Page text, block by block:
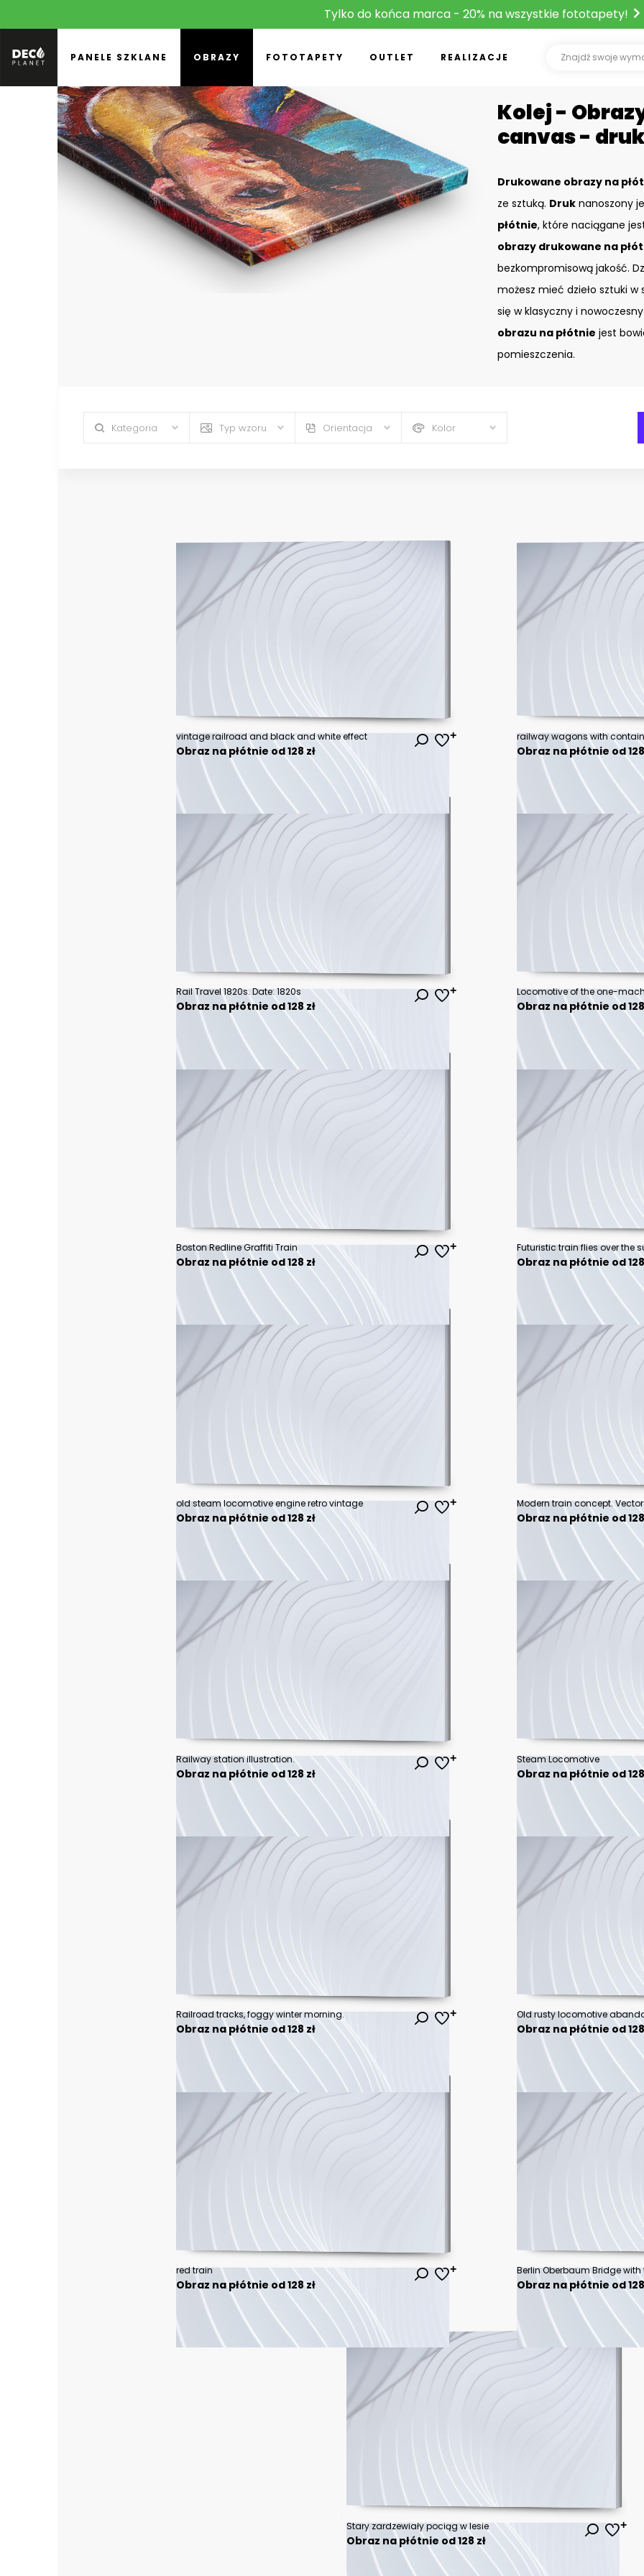
Tylko do końca marca - 20% na wszystkie fototapety!
PANELE SZKLANE OBRAZY FOTOTAPETY OUTLET REALIZACJE
Kolej -
canvas -
Drukowane obrazy na
ze sztuką. Druk nanoszony
płótnie, które naciągane
obrazy drukowane na
bezkompromisową jakość.
możesz mieć dzieło sztuki
się w klasyczny i
obrazu na płótnie jest
pomieszczenia.
Kategoria Typ wzoru Orientacja Kolor
vintage railroad and black and white effect
Obraz na płótnie od 128 zł Obraz na płótnie od 128
Rail Travel 1820s. Date: 1820s
Obraz na płótnie od 128 zł Obraz na płótnie od 128
Boston Redline Graffiti Train
Obraz na płótnie od 128 zł Obraz na płótnie od 128
old steam locomotive engine retro vintage
Obraz na płótnie od 128 zł
Modern train concept. Vector
Obraz na płótnie od 128
Railway station illustration.
Obraz na płótnie od 128 zł
Steam Locomotive
Obraz na płótnie od 128
Railroad tracks, foggy winter morning.
Obraz na płótnie od 128 zł Obraz na płótnie od 128
red train
Obraz na płótnie od 128 zł Obraz na płótnie od 128
Stary zardzewiały pociąg w lesie
Obraz na płótnie od 128 zł